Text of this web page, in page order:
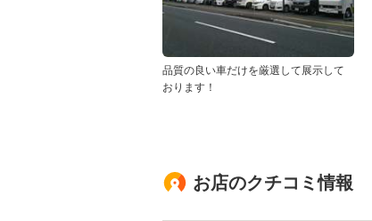
品質の良い車だけを厳選して展示して
おります！
お店のクチコミ情報